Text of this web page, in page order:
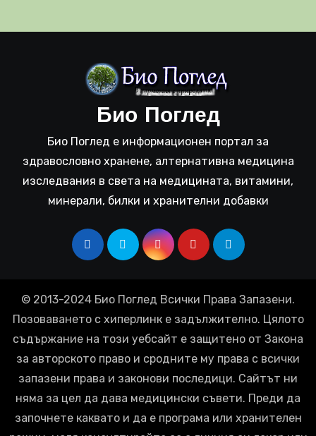
Био Поглед
Био Поглед е информационен портал за
здравословно хранене, алтернативна медицина
изследвания в света на медицината, витамини,
минерали, билки и хранителни добавки
© 2013-2024 Био Поглед Всички Права Запазени.
Позоваването с хиперлинк е задължително. Цялото
съдържание на този уебсайт е защитено от Закона
за авторското право и сродните му права с всички
запазени права и законови последици. Сайтът ни
няма за цел да дава медицински съвети. Преди да
започнете каквато и да е програма или хранителен